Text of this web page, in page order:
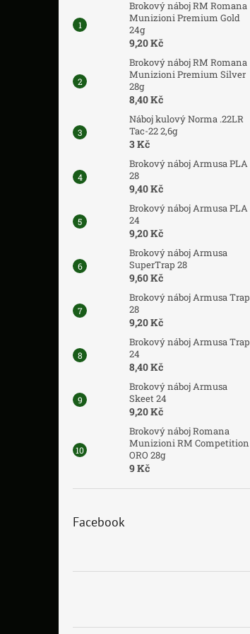
Brokový náboj RM Romana
Munizioni Premium Gold
24g
9,20 Kč
Brokový náboj RM Romana
Munizioni Premium Silver
28g
8,40 Kč
Náboj kulový Norma .22LR
Tac-22 2,6g
3 Kč
Brokový náboj Armusa PLA
28
9,40 Kč
Brokový náboj Armusa PLA
24
9,20 Kč
Brokový náboj Armusa
SuperTrap 28
9,60 Kč
Brokový náboj Armusa Trap
28
9,20 Kč
Brokový náboj Armusa Trap
24
8,40 Kč
Brokový náboj Armusa
Skeet 24
9,20 Kč
Brokový náboj Romana
Munizioni RM Competition
ORO 28g
9 Kč
Facebook